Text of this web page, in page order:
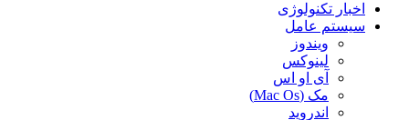
اخبار تکنولوژی
سیستم عامل
ویندوز
لینوکس
آی او اس
مک (Mac Os)
اندروید